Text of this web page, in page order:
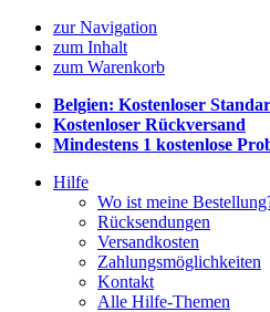
zur Navigation
zum Inhalt
zum Warenkorb
Belgien: Kostenloser
Kostenloser Rückversand
Mindestens 1 kostenlose
Hilfe
Wo ist meine
Rücksendungen
Versandkosten
Zahlungsmöglichkeiten
Kontakt
Alle Hilfe-Themen